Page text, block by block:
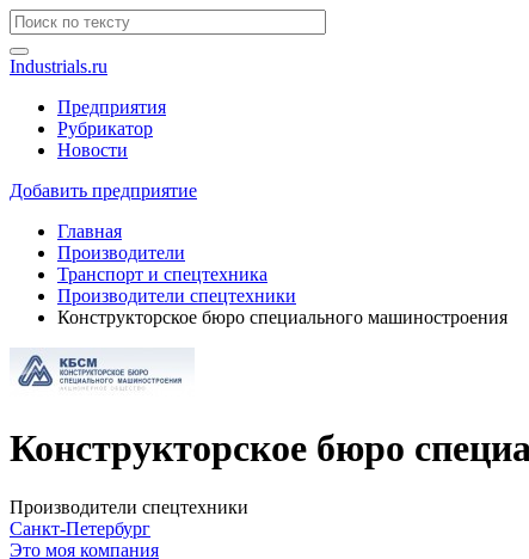
Industrials.ru
Предприятия
Рубрикатор
Новости
Добавить предприятие
Главная
Производители
Транспорт и спецтехника
Производители спецтехники
Конструкторское бюро специального машиностроения
Конструкторское бюро
Производители спецтехники
Санкт-Петербург
Это моя компания